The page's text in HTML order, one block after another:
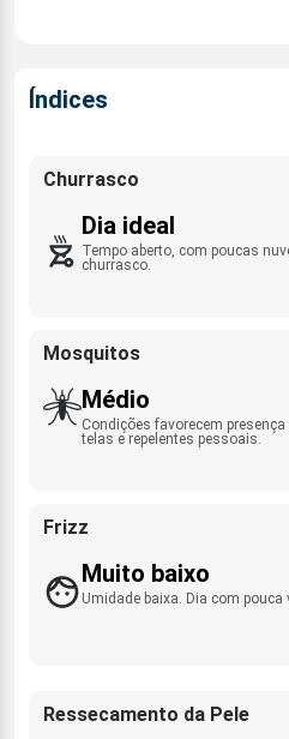
Índices
Churrasco
Dia ideal
Tempo aberto, com poucas
churrasco.
Mosquitos
Médio
Condições favorecem
telas e repelentes pessoais.
Frizz
Muito baixo
Umidade baixa. Dia com
Ressecamento da Pele